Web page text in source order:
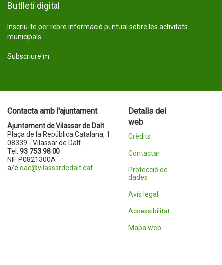
Butlletí digital
Inscriu-te per rebre informació puntual sobre les activitats
municipals.
Subscriure'm
Contacta amb l'ajuntament
Ajuntament de Vilassar de Dalt
Plaça de la República Catalana, 1
08339 - Vilassar de Dalt
Tel. 93 753 98 00
NIF P0821300A
a/e oac@vilassardedalt.cat
Detalls del
web
Crèdits
Contactar
Protecció de
dades
Avís legal
Accessibilitat
Mapa web